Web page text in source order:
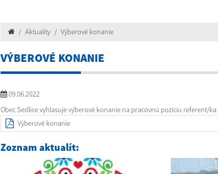
Aktuality Výberové konanie
VÝBEROVÉ KONANIE
09.06.2022
Obec Sedlice vyhlasuje výberové konanie na pracovnú pozíciu referent/
Výberové konanie
Zoznam aktualít: